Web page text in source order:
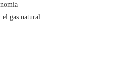
el gas natural